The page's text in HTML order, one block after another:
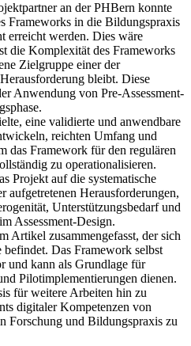
an der PHBern konnte
Frameworks in die Bildungspraxis
erreicht werden. Dies wäre
die Komplexität des Frameworks
Zielgruppe einer der
bleibt. Diese
Anwendung von Pre-Assessment-
eine validierte und anwendbare
reichten Umfang und
das Framework für den regulären
zu operationalisieren.
Projekt auf die systematische
aufgetretenen Herausforderungen,
Unterstützungsbedarf und
Assessment-Design.
Artikel zusammengefasst, der sich
Das Framework selbst
und kann als Grundlage für
Pilotimplementierungen dienen.
für weitere Arbeiten hin zu
digitaler Kompetenzen von
Forschung und Bildungspraxis zu